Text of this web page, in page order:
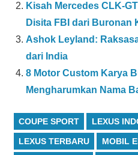
Kisah Mercedes CLK-
Disita FBI dari Buronan
Ashok Leyland:
dari India
8 Motor Custom Karya
Mengharumkan Nama
COUPE SPORT LEXUS
LEXUS TERBARU MOBIL